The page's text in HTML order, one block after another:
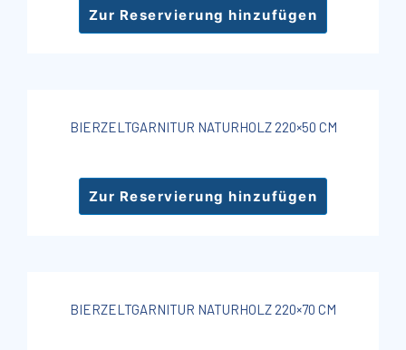
Zur Reservierung hinzufügen
BIERZELTGARNITUR NATURHOLZ 220×50 CM
Zur Reservierung hinzufügen
BIERZELTGARNITUR NATURHOLZ 220×70 CM